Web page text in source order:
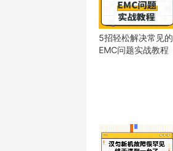
5招轻松解决常见的
EMC问题实战教程